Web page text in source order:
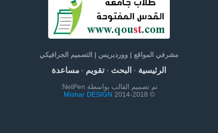
مشرفي المواقع | ووردبريس | التصميم الجرافيكي
الرئيسية· البحث· تقويم· مساعدة
تم تصميم القالب بواسطة NetPen:
© 2014-2018
Mishar DESIGN